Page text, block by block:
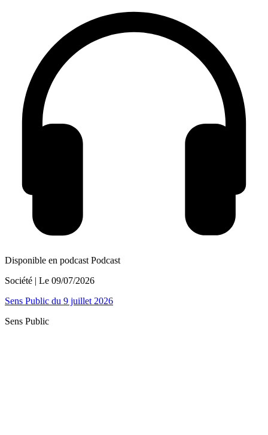
Disponible en podcast Podcast
Société | Le 09/07/2026
Sens Public du 9 juillet 2026
Sens Public